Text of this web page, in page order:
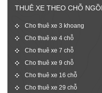
THUÊ XE THEO CHỖ NGỒI
Cho thuê xe 3 khoang
Cho thuê xe 4 chỗ
Cho thuê xe 7 chỗ
Cho thuê xe 9 chỗ
Cho thuê xe 16 chỗ
Cho thuê xe 29 chỗ